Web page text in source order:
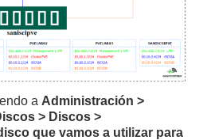
a Administración >
> Discos >
que vamos a utilizar para